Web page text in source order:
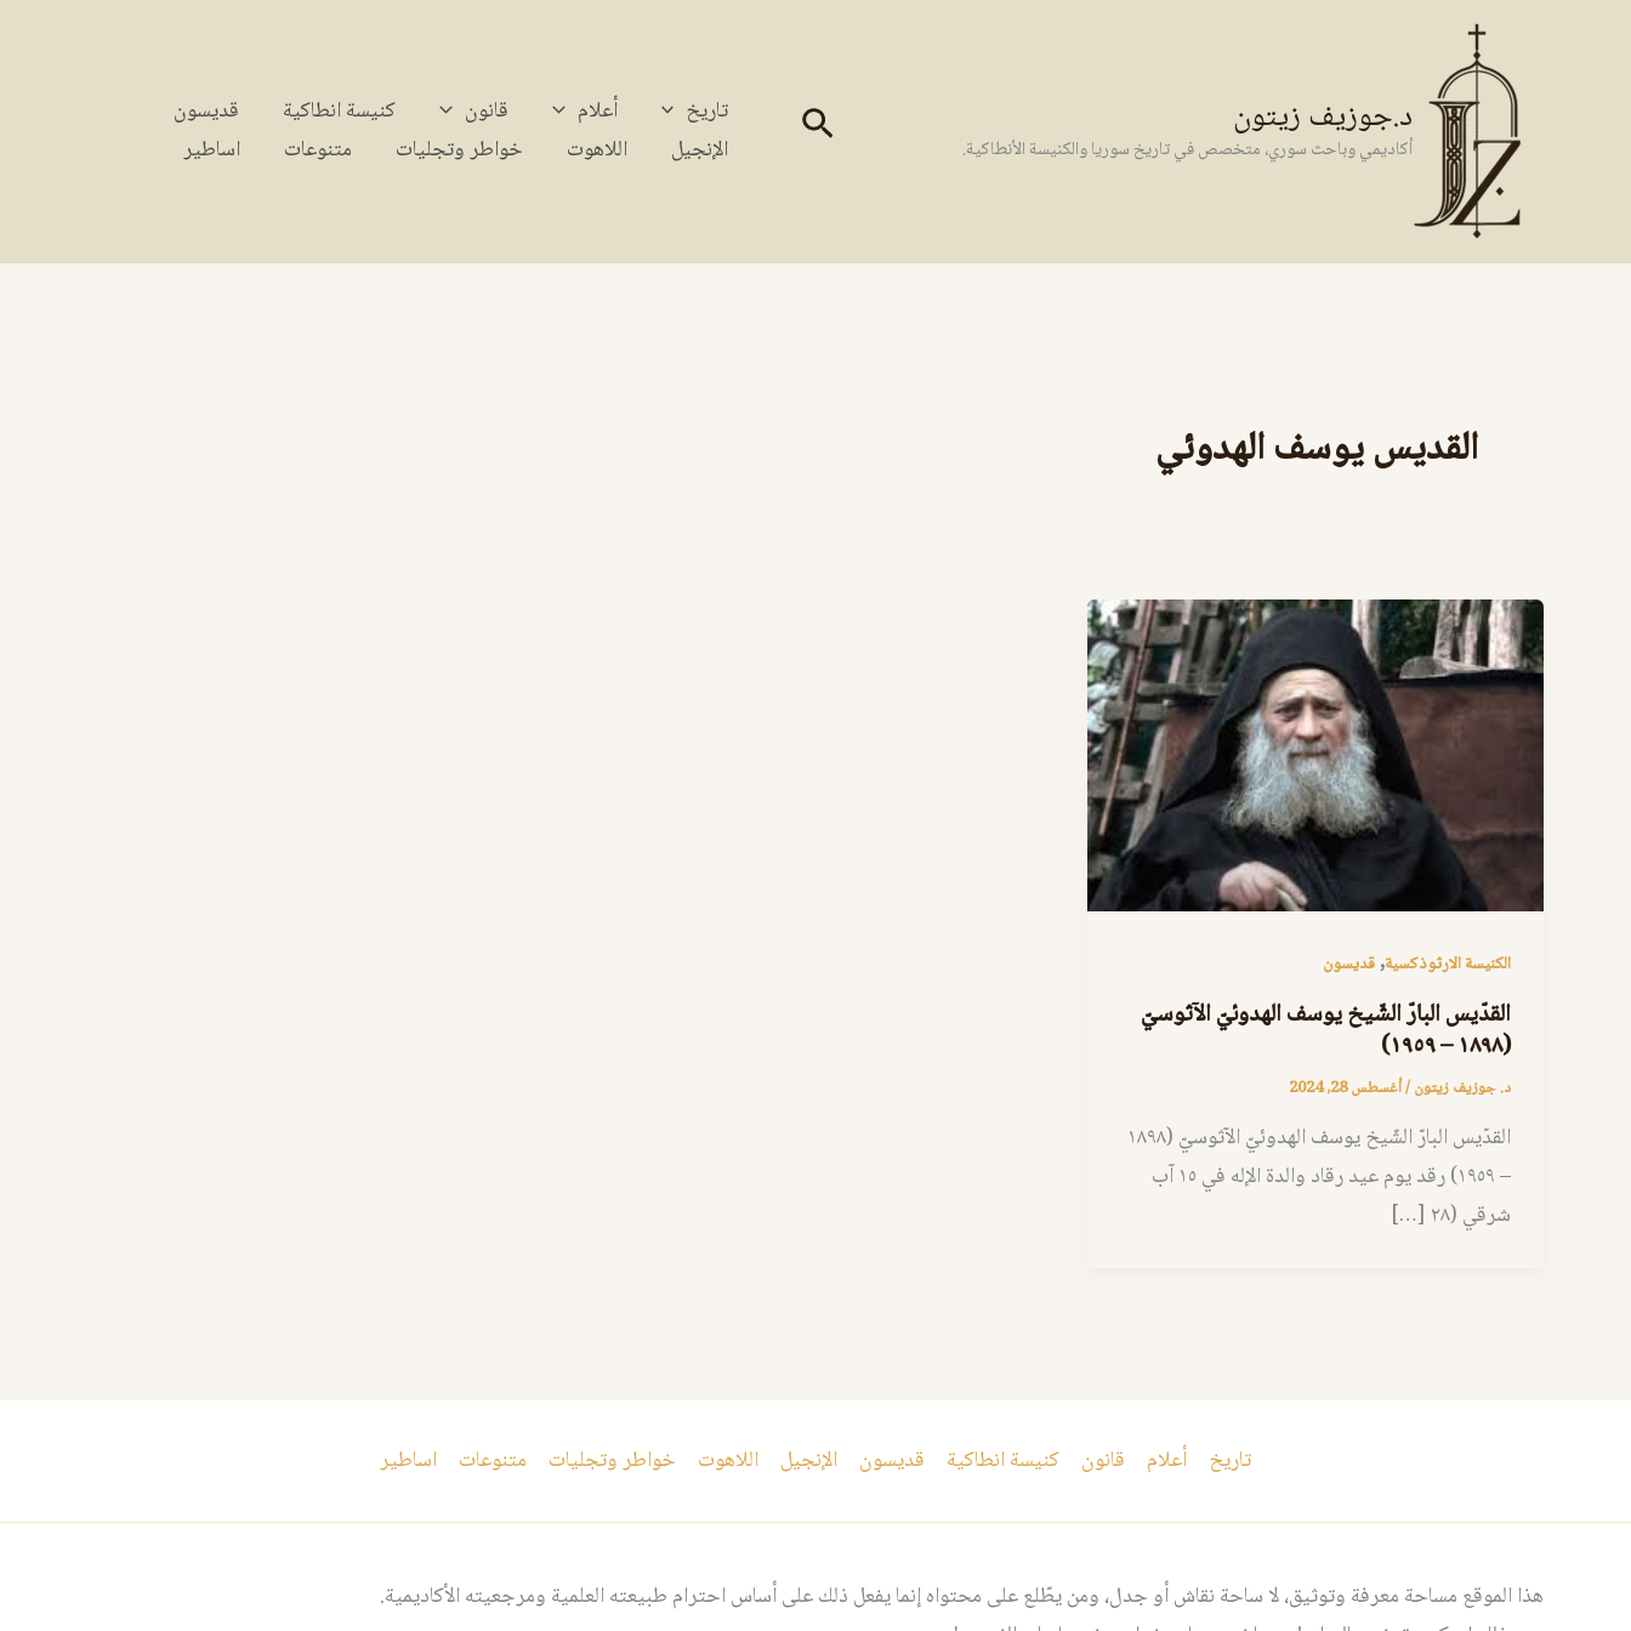
د.جوزيف زيتون
أكاديمي وباحث سوري، متخصص في تاريخ سوريا والكنيسة الأنطاكية. البحث تاريخ أعلام قانون كنيسة انطاكية
قديسون
الإنجيل
اللاهوت خواطر وتجليات متنوعات اساطير
القديس يوسف الهدوئي
الكنيسة الارثوذكسية,قديسون
القدّيس البارّ الشّيخ يوسف الهدوئيّ الآثوسيّ
(١٨٩٨ – ١٩٥٩)
د. جوزيف زيتون/أغسطس 28, 2024
القدّيس البارّ الشّيخ يوسف الهدوئيّ الآثوسيّ (١٨٩٨
– ١٩٥٩) رقد يوم عيد رقاد والدة الإله في ١٥ آب
شرقي (٢٨ […]
تاريخ أعلام قانون كنيسة انطاكية قديسون الإنجيل اللاهوت خواطر وتجليات متنوعات اساطير
هذا الموقع مساحة معرفة وتوثيق، لا ساحة نقاش أو جدل، ومن يطّلع على محتواه إنما يفعل ذلك على أساس احترام طبيعته العلمية ومرجعيته الأكاديمية.